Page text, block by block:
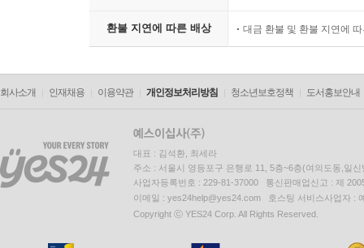
환불 지연에 따른 배상 대금 환불 및 환불 지연에
회사소개 인재채용 이용약관 개인정보처리방침 청소년보호정책 도서홍보안내
대표 : 김석환, 최세라
주소 : 서울시 영등포구 은행로 11, 5층~6층(여의도동,일신
사업자등록번호 : 229-81-37000 통신판매업신고 : 제
이메일 : yes24help@yes24.com 호스팅 서비스사업자 :
Copyright ⓒ YES24 Corp. All Rights Reserved.